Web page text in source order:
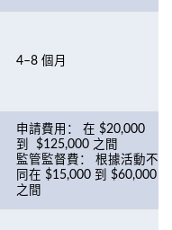
4–8 個月
申請費用： 在 $20,000
到 $125,000 之間
監管監督費： 根據活動不
同在 $15,000 到 $60,000
之間